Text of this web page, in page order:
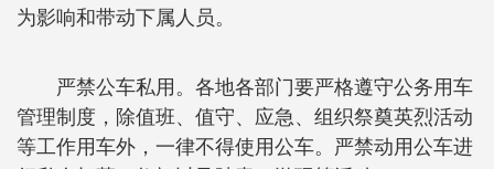
为影响和带动下属人员。
严禁公车私用。各地各部门要严格遵守公务用车
管理制度，除值班、值守、应急、组织祭奠英烈活动
等工作用车外，一律不得使用公车。严禁动用公车进